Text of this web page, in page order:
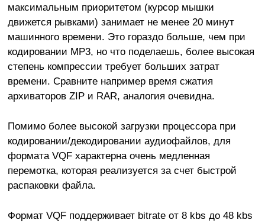
максимальным приоритетом (курсор мышки
движется рывками) занимает не менее 20 минут
машинного времени. Это гораздо больше, чем при
кодировании MP3, но что поделаешь, более высокая
степень компрессии требует больших затрат
времени. Сравните например время сжатия
архиваторов ZIP и RAR, аналогия очевидна.
Помимо более высокой загрузки процессора при
кодировании/декодировании аудиофайлов, для
формата VQF характерна очень медленная
перемотка, которая реализуется за счет быстрой
распаковки файла.
Формат VQF поддерживает bitrate от 8 kbs до 48 kbs